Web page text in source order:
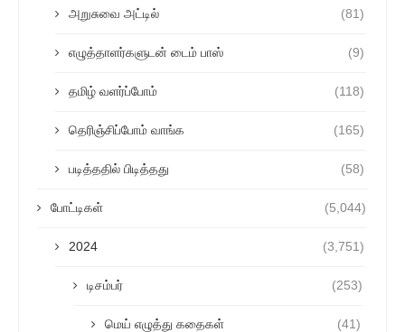
அறுசுவை அட்டில் (81)
எழுத்தாளர்களுடன் டைம் பாஸ் (9)
தமிழ் வளர்ப்போம் (118)
தெரிஞ்சிப்போம் வாங்க (165)
படித்ததில் பிடித்தது (58)
போட்டிகள் (5,044)
2024 (3,751)
டிசம்பர் (253)
மெய் எழுத்து கதைகள் (41)